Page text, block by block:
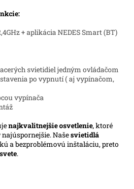
+ aplikácia NEDES Smart (BT)
svietidiel jedným ovládačom
po vypnutí ( aj vypínačom,
vypínača
najkvalitnejšie osvetlenie, ktoré
Našesvietidlá
a bezproblémovú inštaláciu, preto
svete.